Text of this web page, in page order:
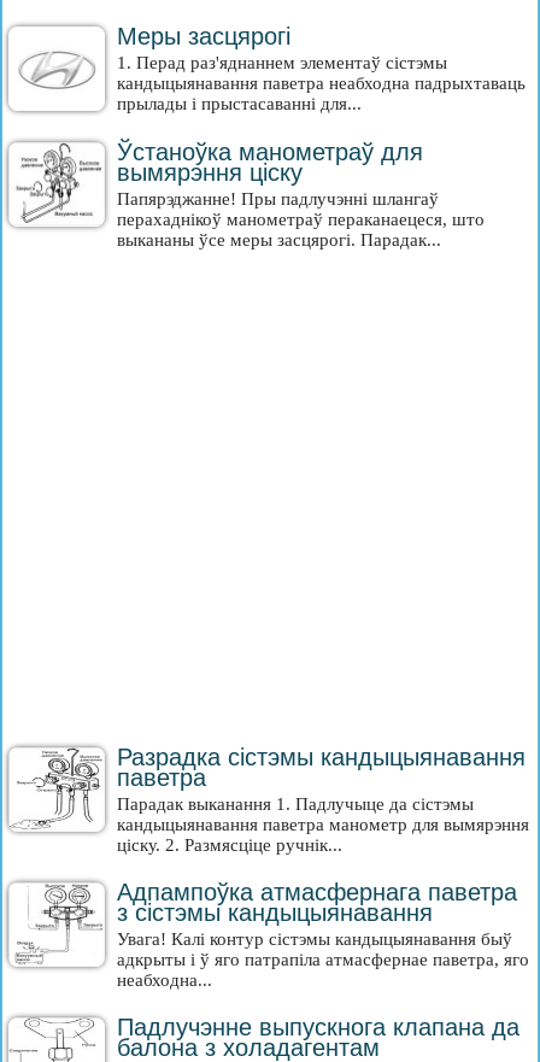
Меры засцярогі
1. Перад раз'яднаннем элементаў сістэмы
кандыцыянавання паветра неабходна падрыхтаваць
прылады і прыстасаванні для...
Ўстаноўка манометраў для
вымярэння ціску
Папярэджанне! Пры падлучэнні шлангаў
перахаднікоў манометраў пераканаецеся, што
выкананы ўсе меры засцярогі. Парадак...
Разрадка сістэмы кандыцыянавання
паветра
Парадак выканання 1. Падлучыце да сістэмы
кандыцыянавання паветра манометр для вымярэння
ціску. 2. Размясціце ручнік...
Адпампоўка атмасфернага паветра
з сістэмы кандыцыянавання
Увага! Калі контур сістэмы кандыцыянавання быў
адкрыты і ў яго патрапіла атмасфернае паветра, яго
неабходна...
Падлучэнне выпускнога клапана да
балона з холадагентам